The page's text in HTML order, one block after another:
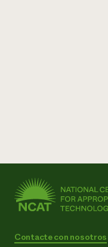
Contacte con nosotros